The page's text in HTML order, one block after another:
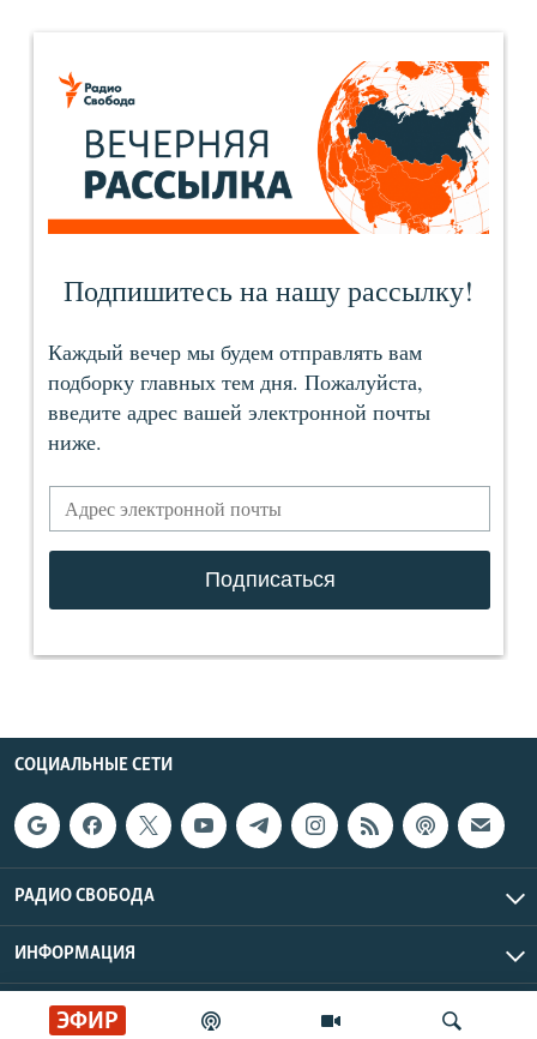
ЭФИР
СОЦИАЛЬНЫЕ СЕТИ
РАДИО СВОБОДА
ИНФОРМАЦИЯ
Радио Свобода © 2026 RFE/RL, Inc. | Все права защищены.